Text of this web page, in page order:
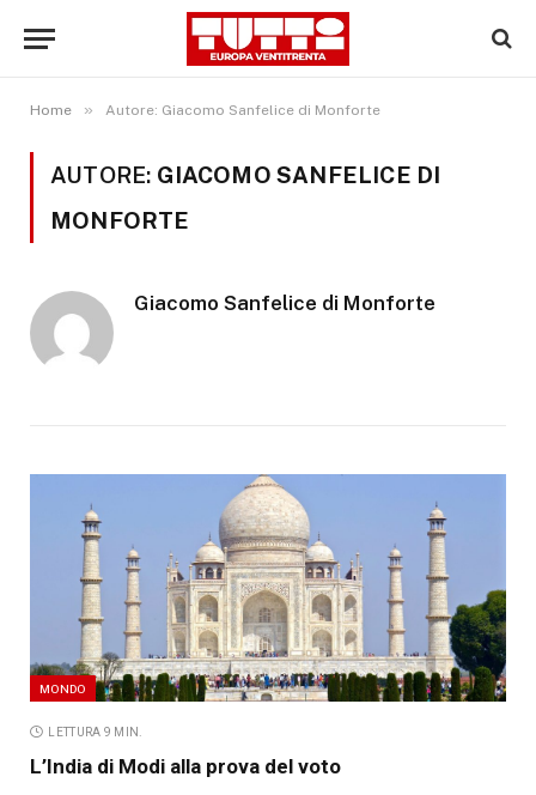
Home » Autore: Giacomo Sanfelice di Monforte
AUTORE: GIACOMO SANFELICE DI
MONFORTE
Giacomo Sanfelice di Monforte
MONDO
LETTURA 9 MIN.
L’India di Modi alla prova del voto